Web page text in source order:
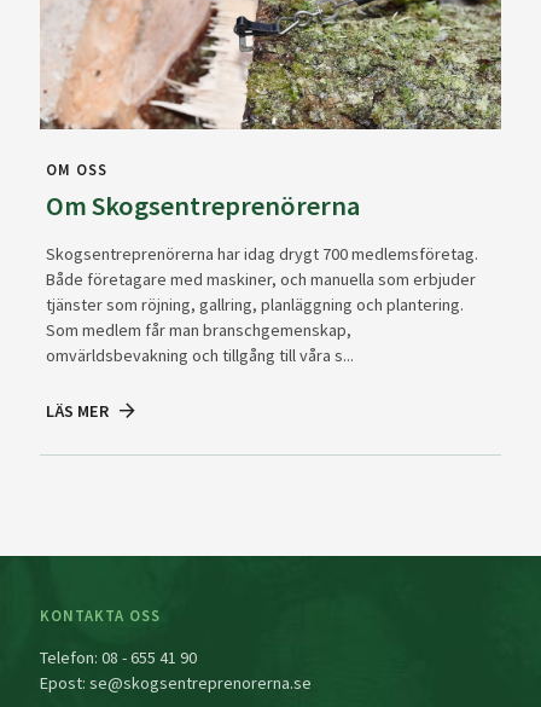
OM OSS
Om Skogsentreprenörerna
Skogsentreprenörerna har idag drygt 700 medlemsföretag.
Både företagare med maskiner, och manuella som erbjuder
tjänster som röjning, gallring, planläggning och plantering.
Som medlem får man branschgemenskap,
omvärldsbevakning och tillgång till våra s...
LÄS MER
KONTAKTA OSS
Telefon:08 - 655 41 90
Epost:se@skogsentreprenorerna.se